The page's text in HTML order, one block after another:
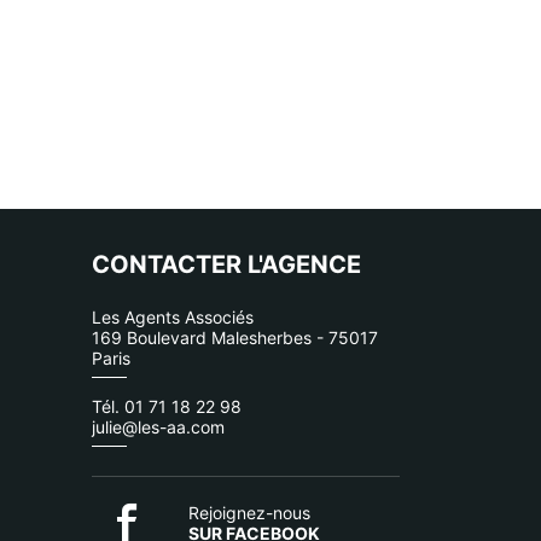
CONTACTER L'AGENCE
Les Agents Associés
169 Boulevard Malesherbes - 75017
Paris
Tél. 01 71 18 22 98
julie@les-aa.com
Rejoignez-nous
SUR FACEBOOK